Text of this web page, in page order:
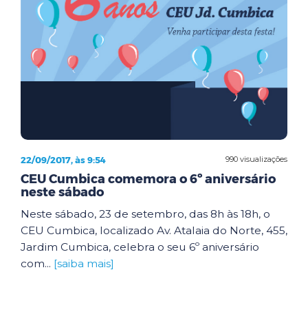
990 visualizações
22/09/2017, às 9:54
CEU Cumbica comemora o 6º aniversário
neste sábado
Neste sábado, 23 de setembro, das 8h às 18h, o
CEU Cumbica, localizado Av. Atalaia do Norte, 455,
Jardim Cumbica, celebra o seu 6º aniversário
com... [saiba mais]